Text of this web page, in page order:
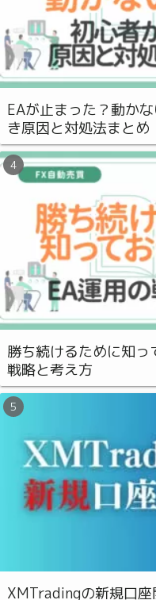
EAが止まった？動か
き原因と対処法まとめ
勝ち続けるために知っ
戦略と考え方
XMTradingの新規口座